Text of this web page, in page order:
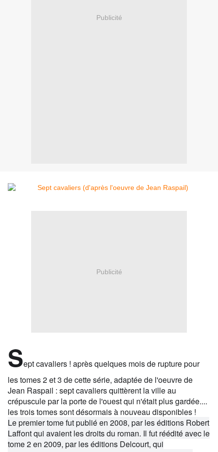
Publicité
Publicité
Sept cavaliers ! après quelques moisde rupture pour
les tomes 2 et 3 de cette série, adaptée de l'oeuvre de
Jean Raspail : sept cavaliers quittèrent la ville au
crépuscule par la porte de l'ouest qui n'était plus gardée....
les trois tomes sont désormais à nouveau disponibles !
Le premier tome fut publié en 2008, par les éditions Robert
Laffont qui avaient les droits du roman. Il fut réédité avec le
tome 2 en 2009, par les éditions Delcourt, qui